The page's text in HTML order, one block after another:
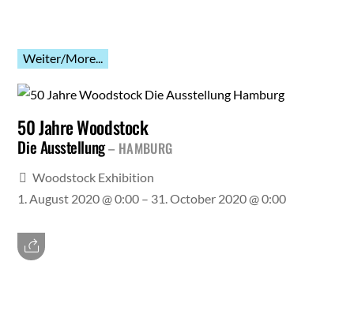
Weiter/More...
50 Jahre Woodstock
Die Ausstellung HAMBURG
Woodstock Exhibition
1. August 2020 @ 0:00 – 31. October 2020 @ 0:00